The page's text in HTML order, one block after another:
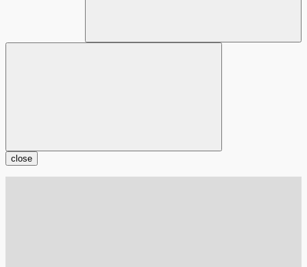
close